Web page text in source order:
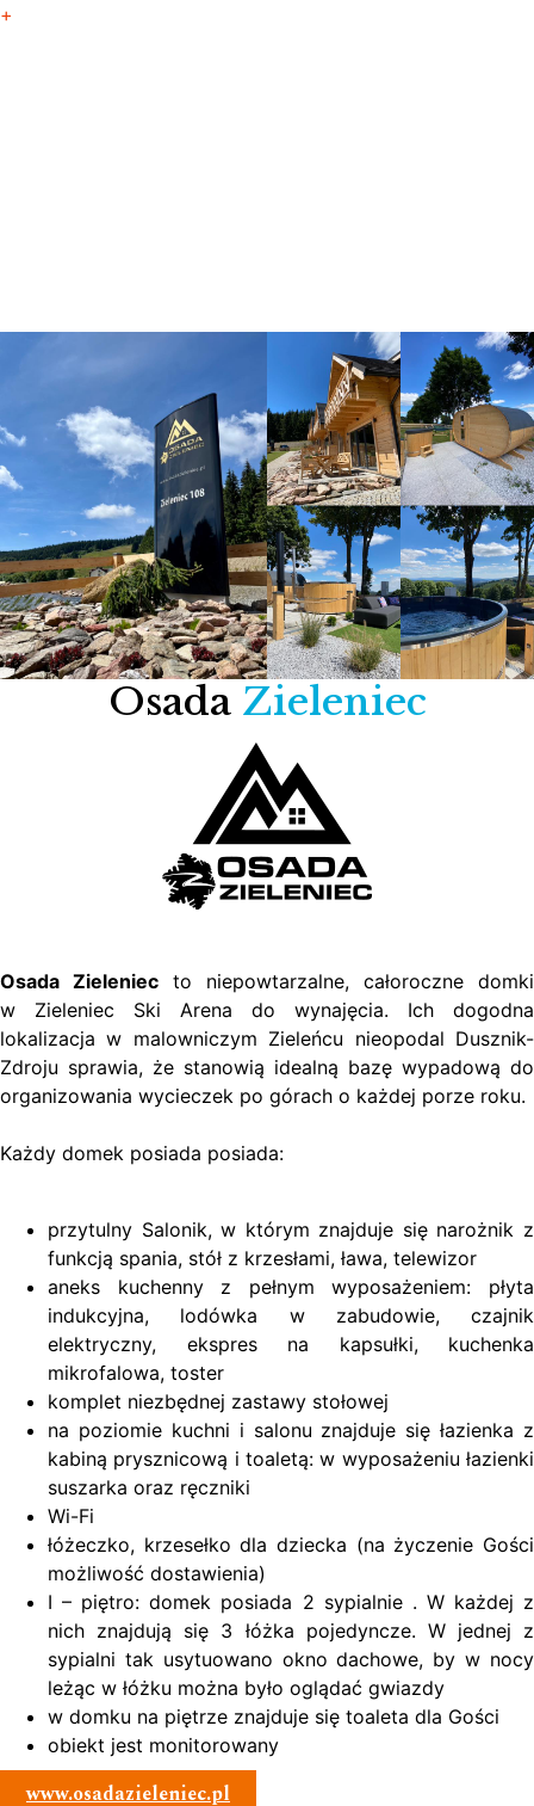
+
Osada Zieleniec
Osada Zieleniec to niepowtarzalne, całoroczne domki
w Zieleniec Ski Arena do wynajęcia. Ich dogodna
lokalizacja w malowniczym Zieleńcu nieopodal Dusznik-
Zdroju sprawia, że stanowią idealną bazę wypadową do
organizowania wycieczek po górach o każdej porze roku.
Każdy domek posiada posiada:
przytulny Salonik, w którym znajduje się narożnik z
funkcją spania, stół z krzesłami, ława, telewizor
aneks kuchenny z pełnym wyposażeniem: płyta
indukcyjna, lodówka w zabudowie, czajnik
elektryczny, ekspres na kapsułki, kuchenka
mikrofalowa, toster
komplet niezbędnej zastawy stołowej
na poziomie kuchni i salonu znajduje się łazienka z
kabiną prysznicową i toaletą: w wyposażeniu łazienki
suszarka oraz ręczniki
Wi-Fi
łóżeczko, krzesełko dla dziecka (na życzenie Gości
możliwość dostawienia)
I – piętro: domek posiada 2 sypialnie . W każdej z
nich znajdują się 3 łóżka pojedyncze. W jednej z
sypialni tak usytuowano okno dachowe, by w nocy
leżąc w łóżku można było oglądać gwiazdy
w domku na piętrze znajduje się toaleta dla Gości
obiekt jest monitorowany
www.osadazieleniec.pl